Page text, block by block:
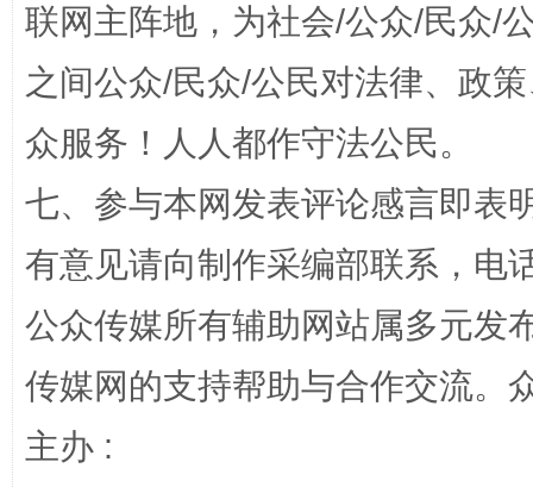
在谋一域中谋全局
联网主阵地，为社会/公众/民众/
之间公众/民众/公民对法律、政
众服务！人人都作守法公民。
七、参与本网发表评论感言即表
有意见请向制作采编部联系，电
公众传媒所有辅助网站属多元发
传媒网的支持帮助与合作交流。
主办 :